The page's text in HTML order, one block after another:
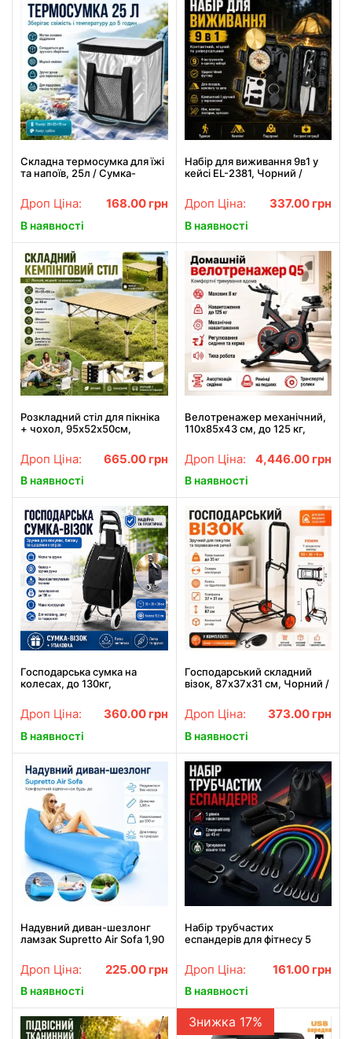
Складна термосумка для їжі
та напоїв, 25л / Сумка-
термосумка з ручками
Дроп Ціна: 168.00 грн
В наявності
Набір для виживання 9в1 у
кейсі EL-2381, Чорний /
набір інструментів / Набір
для походу
Дроп Ціна: 337.00 грн
В наявності
Розкладний стіл для пікніка
+ чохол, 95х52х50см,
столик розкладний /
Кемпінговий стіл
розкладний
Дроп Ціна: 665.00 грн
В наявності
Велотренажер механічний,
110х85х43 см, до 125 кг,
для ніг / Велосипедний
тренажер
Дроп Ціна: 4,446.00 грн
В наявності
Господарська сумка на
колесах, до 130кг,
Двоколісна тачка кравчучка
/ Сумка тележка
Дроп Ціна: 360.00 грн
В наявності
Господарський складний
візок, 87х37х31 см, Чорний /
колесах / Ручний візок
кравчучка
Дроп Ціна: 373.00 грн
В наявності
Надувний диван-шезлонг
ламзак Supretto Air Sofa 1,90
синій
Дроп Ціна: 225.00 грн
В наявності
Набір трубчастих
еспандерів для фітнесу 5
Багатофункціональний
комплект.
Дроп Ціна: 161.00 грн
В наявності
Знижка 17%